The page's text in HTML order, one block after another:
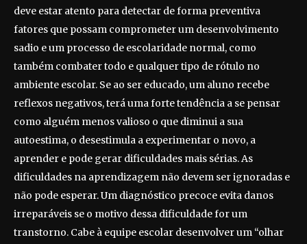
deve estar atento para detectar de forma preventiva
fatores que possam comprometer um desenvolvimento
sadio e um processo de escolaridade normal, como
também combater todo e qualquer tipo de rótulo no
ambiente escolar. Se ao ser educado, um aluno recebe
reflexos negativos, terá uma forte tendência a se pensar
como alguém menos valioso o que diminui a sua
autoestima, o desestimula a experimentar o novo, a
aprender e pode gerar dificuldades mais sérias. As
dificuldades na aprendizagem não devem ser ignoradas e
não pode esperar. Um diagnóstico precoce evita danos
irreparáveis se o motivo dessa dificuldade for um
transtorno. Cabe à equipe escolar desenvolver um “olhar